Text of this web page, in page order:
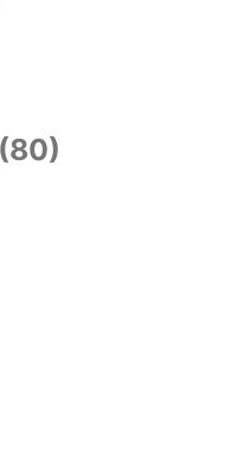
(80)